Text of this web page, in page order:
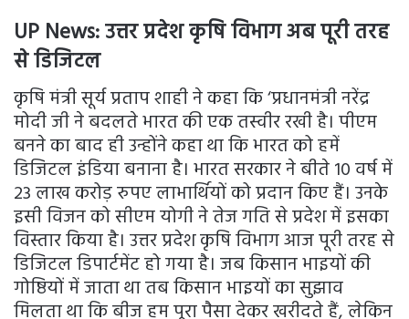
UP News: उत्तर प्रदेश कृषि विभाग अब पूरी तरह
से डिजिटल
कृषि मंत्री सूर्य प्रताप शाही ने कहा कि ‘प्रधानमंत्री नरेंद्र
मोदी जी ने बदलते भारत की एक तस्वीर रखी है। पीएम
बनने का बाद ही उन्होंने कहा था कि भारत को हमें
डिजिटल इंडिया बनाना है। भारत सरकार ने बीते 10 वर्ष में
23 लाख करोड़ रुपए लाभार्थियों को प्रदान किए हैं। उनके
इसी विजन को सीएम योगी ने तेज गति से प्रदेश में इसका
विस्तार किया है। उत्तर प्रदेश कृषि विभाग आज पूरी तरह से
डिजिटल डिपार्टमेंट हो गया है। जब किसान भाइयों की
गोष्ठियों में जाता था तब किसान भाइयों का सुझाव
मिलता था कि बीज हम पूरा पैसा देकर खरीदते हैं, लेकिन